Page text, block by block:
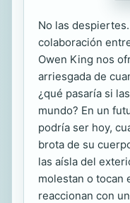
No las
colaboración
Owen King nos
arriesgada de
¿qué pasaría si
mundo? En un
podría ser hoy,
brota de su
las aísla del
molestan o tocan
reaccionan con